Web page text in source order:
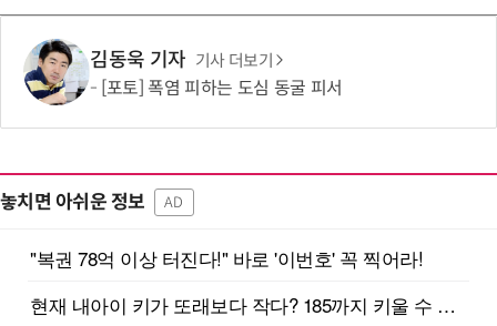
김동욱 기자 기사 더보기
[포토] 폭염 피하는 도심 동굴 피서
놓치면 아쉬운 정보 AD